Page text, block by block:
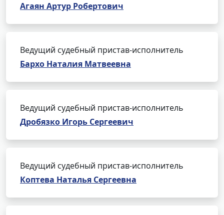
Агаян Артур Робертович
Ведущий судебный пристав-исполнитель
Бархо Наталия Матвеевна
Ведущий судебный пристав-исполнитель
Дробязко Игорь Сергеевич
Ведущий судебный пристав-исполнитель
Коптева Наталья Сергеевна